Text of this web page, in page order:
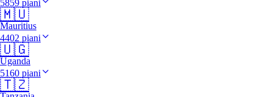
5859 piani
🇲🇺
Mauritius
4402 piani
🇺🇬
Uganda
5160 piani
🇹🇿